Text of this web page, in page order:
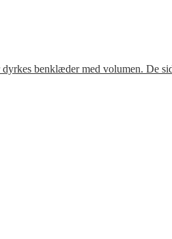
benklæder med volumen. De